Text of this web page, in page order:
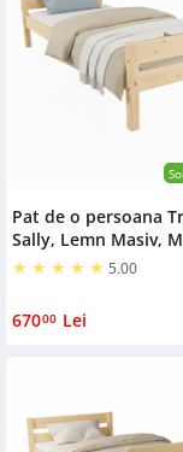
Pat de o persoana
Sally, Lemn Masiv,
5.00
67000 Lei